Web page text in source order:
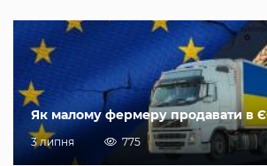
Як малому фермеру продавати в
3 липня 775